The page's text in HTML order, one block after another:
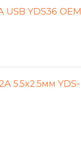
YDS36 OEM
5.5x2.5мм YDS-